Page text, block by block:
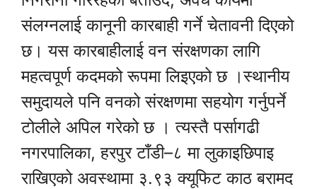
संलग्नलाई कानूनी कारबाही गर्ने चेतावनी दिएको
छ। यस कारबाहीलाई वन संरक्षणका लागि
महत्वपूर्ण कदमको रूपमा लिइएको छ ।स्थानीय
समुदायले पनि वनको संरक्षणमा सहयोग गर्नुपर्ने
टोलीले अपिल गरेको छ । त्यस्तै पर्सागढी
नगरपालिका, हरपुर टाँडी–८ मा लुकाइछिपाइ
राखिएको अवस्थामा ३.९३ क्यूफिट काठ बरामद